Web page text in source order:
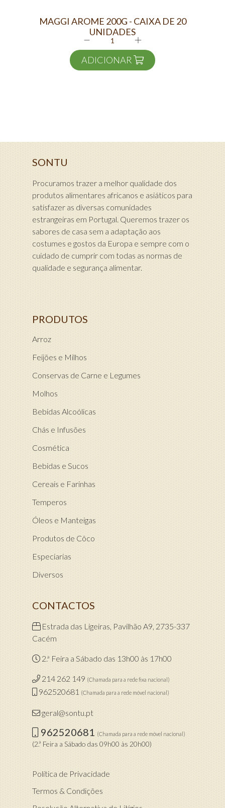
MAGGI AROME 200G - CAIXA DE 20
UNIDADES
ADICIONAR
SONTU
Procuramos trazer a melhor qualidade dos
produtos alimentares africanos e asiáticos para
satisfazer as diversas comunidades
estrangeiras em Portugal. Queremos trazer os
sabores de casa sem a adaptação aos
costumes e gostos da Europa e sempre com o
cuidado de cumprir com todas as normas de
qualidade e segurança alimentar.
PRODUTOS
Arroz
Feijões e Milhos
Conservas de Carne e Legumes
Molhos
Bebidas Alcoólicas
Chás e Infusões
Cosmética
Bebidas e Sucos
Cereais e Farinhas
Temperos
Óleos e Manteigas
Produtos de Côco
Especiarias
Diversos
CONTACTOS
Estrada das Ligeiras, Pavilhão A9, 2735-337
Cacém
2.ª Feira a Sábado das 13h00 às 17h00
214 262 149 (Chamada para a rede fixa nacional)
962520681 (Chamada para a rede móvel nacional)
geral@sontu.pt
962520681 (Chamada para a rede móvel nacional)
(2.ª Feira a Sábado das 09h00 às 20h00)
Política de Privacidade
Termos & Condições